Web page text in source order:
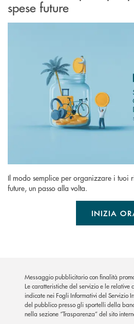
spese future
Il modo semplice per organizzare i tuoi
future, un passo alla volta.
INIZIA
Messaggio pubblicitario con finalità
Le caratteristiche del servizio e le relative
indicate nei Fogli Informativi del Servizio
del pubblico presso gli sportelli della
nella sezione “Trasparenza” del sito